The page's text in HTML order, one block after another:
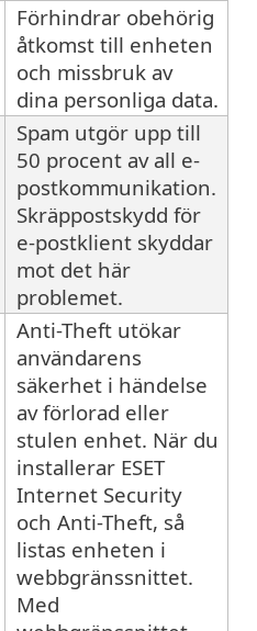
Förhindrar obehörig
åtkomst till enheten
och missbruk av
dina personliga data.
Spam utgör upp till
50 procent av all e-
postkommunikation.
Skräppostskydd för
e-postklient skyddar
mot det här
problemet.
Anti-Theft utökar
användarens
säkerhet i händelse
av förlorad eller
stulen enhet. När du
installerar ESET
Internet Security
och Anti-Theft, så
listas enheten i
webbgränssnittet.
Med